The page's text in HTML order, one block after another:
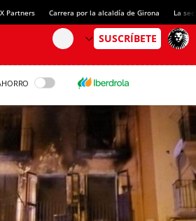
Partners Carrera por la alcaldía de Girona La